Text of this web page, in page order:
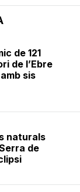
de 121
de l’Ebre
sis
naturals
de